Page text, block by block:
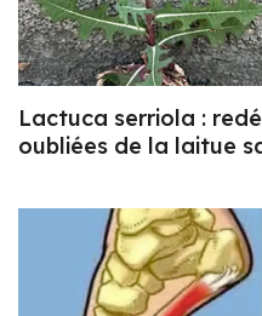
Lactuca serriola :
oubliées de la laitue